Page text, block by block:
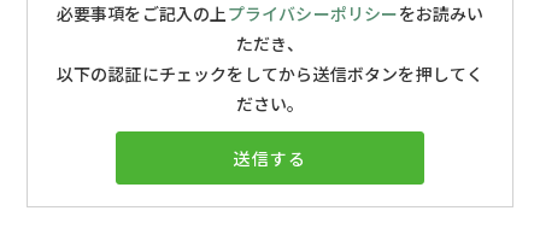
必要事項をご記入の上プライバシーポリシーをお読みい
ただき、
以下の認証にチェックをしてから送信ボタンを押してく
ださい。